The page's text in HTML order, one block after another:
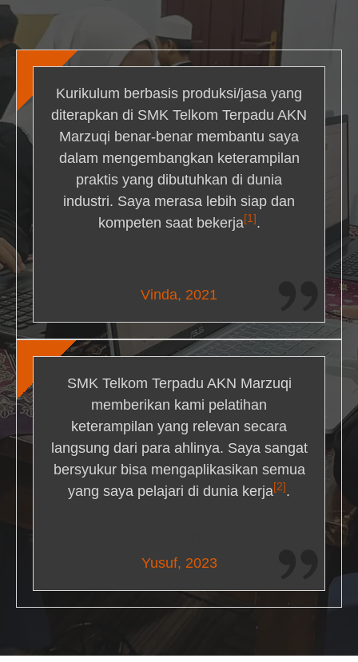
Kurikulum berbasis produksi/jasa yang
diterapkan di SMK Telkom Terpadu AKN
Marzuqi benar-benar membantu saya
dalam mengembangkan keterampilan
praktis yang dibutuhkan di dunia
industri. Saya merasa lebih siap dan
kompeten saat bekerja[1] .
Vinda, 2021
SMK Telkom Terpadu AKN Marzuqi
memberikan kami pelatihan
keterampilan yang relevan secara
langsung dari para ahlinya. Saya sangat
bersyukur bisa mengaplikasikan semua
yang saya pelajari di dunia kerja[2] .
Yusuf, 2023